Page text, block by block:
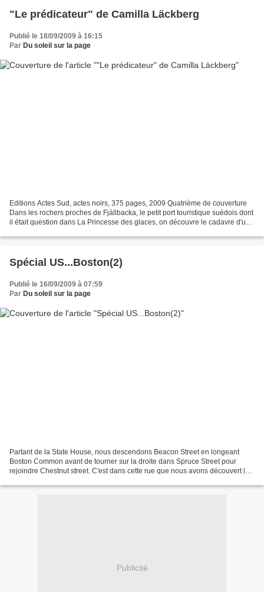
"Le prédicateur" de Camilla Läckberg
Publié le 18/09/2009 à 16:15
Par Du soleil sur la page
Editions Actes Sud, actes noirs, 375 pages, 2009 Quatrième de couverture
Dans les rochers proches de Fjàllbacka, le petit port touristique suédois dont
il était question dans La Princesse des glaces, on découvre le cadavre d'une
Spécial US...Boston(2)
Publié le 16/09/2009 à 07:59
Par Du soleil sur la page
Partant de la State House, nous descendons Beacon Street en longeant
Boston Common avant de tourner sur la droite dans Spruce Street pour
rejoindre Chestnut street. C'est dans cette rue que nous avons découvert les
Publicité